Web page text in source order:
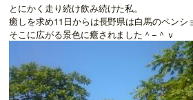
とにかく走り続け飲み続けた私。
癒しを求め11日からは長野県は白馬のペンシ
そこに広がる景色に癒されました＾−＾ｖ